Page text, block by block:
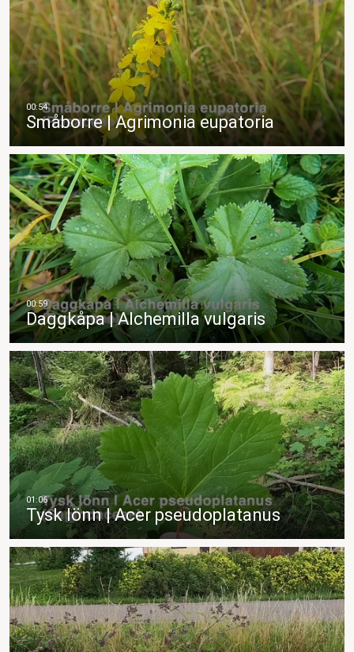
Småborre | Agrimonia eupatoria
Daggkåpa | Alchemilla vulgaris
Tysk lönn | Acer pseudoplatanus